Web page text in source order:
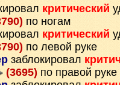
критический
по ногам
критический
по левой руке
заблокировал
(3695) по правой руке